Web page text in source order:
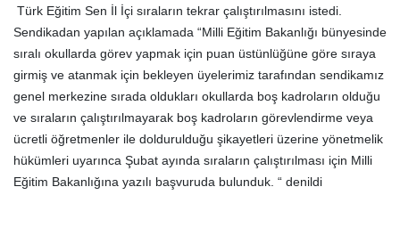
Türk Eğitim Sen İl İçi sıraların tekrar çalıştırılmasını istedi.
Sendikadan yapılan açıklamada “Milli Eğitim Bakanlığı bünyesinde
sıralı okullarda görev yapmak için puan üstünlüğüne göre sıraya
girmiş ve atanmak için bekleyen üyelerimiz tarafından sendikamız
genel merkezine sırada oldukları okullarda boş kadroların olduğu
ve sıraların çalıştırılmayarak boş kadroların görevlendirme veya
ücretli öğretmenler ile doldurulduğu şikayetleri üzerine yönetmelik
hükümleri uyarınca Şubat ayında sıraların çalıştırılması için Milli
Eğitim Bakanlığına yazılı başvuruda bulunduk. “ denildi